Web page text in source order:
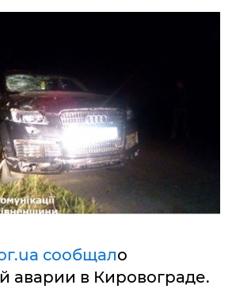
сообщало
аварии в Кировограде.